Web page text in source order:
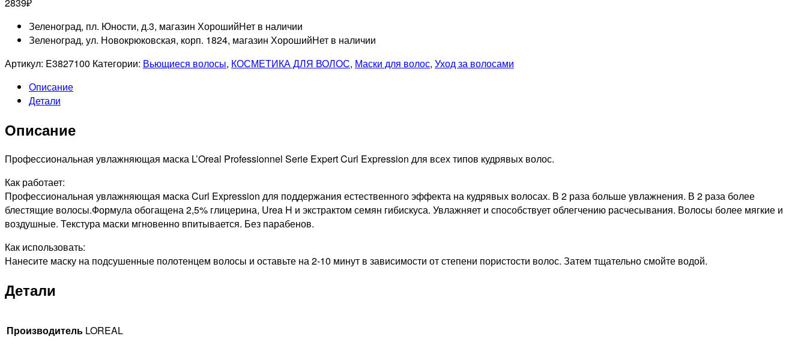
2839₽
Зеленоград, пл. Юности, д.3, магазин ХорошийНет в наличии
Зеленоград, ул. Новокрюковская, корп. 1824, магазин ХорошийНет в наличии
Артикул: E3827100 Категории: Вьющиеся волосы, КОСМЕТИКА ДЛЯ ВОЛОС, Маски для волос, Уход за волосами
Описание
Детали
Описание
Профессиональная увлажняющая маска L’Oreal Professionnel Serie Expert Curl Expression для всех типов кудрявых волос.
Как работает:
Профессиональная увлажняющая маска Curl Expression для поддержания естественного эффекта на кудрявых волосах. В 2 раза больше увлажнения. В 2 раза более
блестящие волосы.Формула обогащена 2,5% глицерина, Urea H и экстрактом семян гибискуса. Увлажняет и способствует облегчению расчесывания. Волосы более мягкие и
воздушные. Текстура маски мгновенно впитывается. Без парабенов.
Как использовать:
Нанесите маску на подсушенные полотенцем волосы и оставьте на 2-10 минут в зависимости от степени пористости волос. Затем тщательно смойте водой.
Детали
Производитель LOREAL